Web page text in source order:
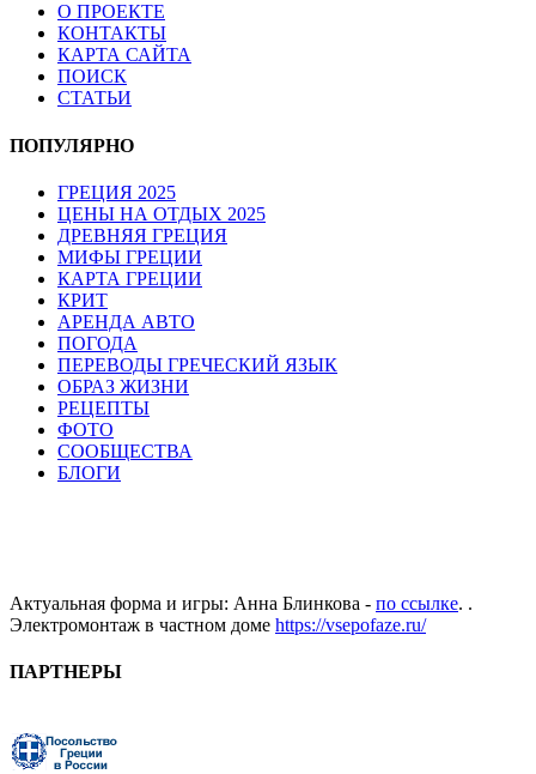
О ПРОЕКТЕ
КОНТАКТЫ
КАРТА САЙТА
ПОИСК
СТАТЬИ
ПОПУЛЯРНО
ГРЕЦИЯ 2025
ЦЕНЫ НА ОТДЫХ 2025
ДРЕВНЯЯ ГРЕЦИЯ
МИФЫ ГРЕЦИИ
КАРТА ГРЕЦИИ
КРИТ
АРЕНДА АВТО
ПОГОДА
ПЕРЕВОДЫ ГРЕЧЕСКИЙ ЯЗЫК
ОБРАЗ ЖИЗНИ
РЕЦЕПТЫ
ФОТО
СООБЩЕСТВА
БЛОГИ
Актуальная форма и игры: Анна Блинкова - по ссылке. .
Электромонтаж в частном доме https://vsepofaze.ru/
ПАРТНЕРЫ